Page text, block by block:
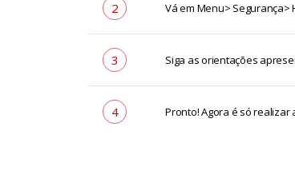
2 Vá em Menu> Segurança>
3 Siga as orientações
4 Pronto! Agora é só realizar